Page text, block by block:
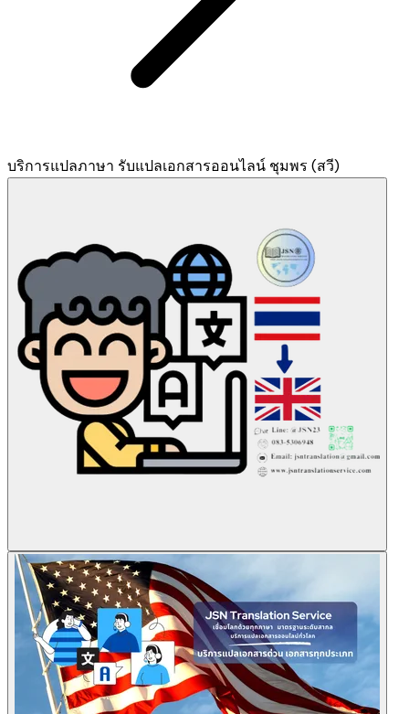
บริการแปลภาษา รับแปลเอกสารออนไลน์ ชุมพร (สวี)